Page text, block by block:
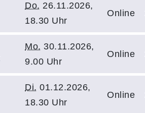
Do. 26.11.2026,
18.30 Uhr
Online
Mo. 30.11.2026,
9.00 Uhr
Online
Di. 01.12.2026,
18.30 Uhr
Online